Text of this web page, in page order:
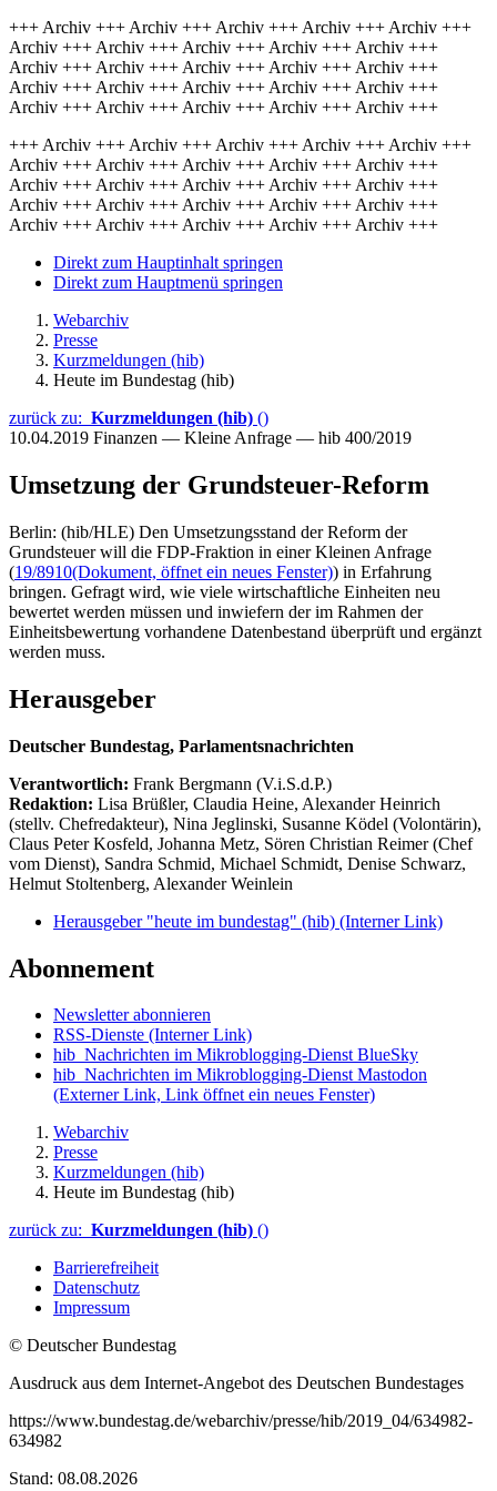
+++ Archiv +++ Archiv +++ Archiv +++ Archiv +++ Archiv +++
Archiv +++ Archiv +++ Archiv +++ Archiv +++ Archiv +++
Archiv +++ Archiv +++ Archiv +++ Archiv +++ Archiv +++
Archiv +++ Archiv +++ Archiv +++ Archiv +++ Archiv +++
Archiv +++ Archiv +++ Archiv +++ Archiv +++ Archiv +++
+++ Archiv +++ Archiv +++ Archiv +++ Archiv +++ Archiv +++
Archiv +++ Archiv +++ Archiv +++ Archiv +++ Archiv +++
Archiv +++ Archiv +++ Archiv +++ Archiv +++ Archiv +++
Archiv +++ Archiv +++ Archiv +++ Archiv +++ Archiv +++
Archiv +++ Archiv +++ Archiv +++ Archiv +++ Archiv +++
Direkt zum Hauptinhalt springen
Direkt zum Hauptmenü springen
Webarchiv
Presse
Kurzmeldungen (hib)
Heute im Bundestag (hib)
zurück zu: Kurzmeldungen (hib) ()
10.04.2019 Finanzen — Kleine Anfrage — hib 400/2019
Umsetzung der Grundsteuer-Reform
Berlin: (hib/HLE) Den Umsetzungsstand der Reform der
Grundsteuer will die FDP-Fraktion in einer Kleinen Anfrage
(19/8910(Dokument, öffnet ein neues Fenster)) in Erfahrung
bringen. Gefragt wird, wie viele wirtschaftliche Einheiten neu
bewertet werden müssen und inwiefern der im Rahmen der
Einheitsbewertung vorhandene Datenbestand überprüft und ergänzt
werden muss.
Herausgeber
Deutscher Bundestag, Parlamentsnachrichten
Verantwortlich: Frank Bergmann (V.i.S.d.P.)
Redaktion: Lisa Brüßler, Claudia Heine, Alexander Heinrich
(stellv. Chefredakteur), Nina Jeglinski, Susanne Ködel (Volontärin),
Claus Peter Kosfeld, Johanna Metz, Sören Christian Reimer (Chef
vom Dienst), Sandra Schmid, Michael Schmidt, Denise Schwarz,
Helmut Stoltenberg, Alexander Weinlein
Herausgeber "heute im bundestag" (hib) (Interner Link)
Abonnement
Newsletter abonnieren
RSS-Dienste (Interner Link)
hib_Nachrichten im Mikroblogging-Dienst BlueSky
hib_Nachrichten im Mikroblogging-Dienst Mastodon
(Externer Link, Link öffnet ein neues Fenster)
Webarchiv
Presse
Kurzmeldungen (hib)
Heute im Bundestag (hib)
zurück zu: Kurzmeldungen (hib) ()
Barrierefreiheit
Datenschutz
Impressum
© Deutscher Bundestag
Ausdruck aus dem Internet-Angebot des Deutschen Bundestages
https://www.bundestag.de/webarchiv/presse/hib/2019_04/634982-
634982
Stand: 08.08.2026